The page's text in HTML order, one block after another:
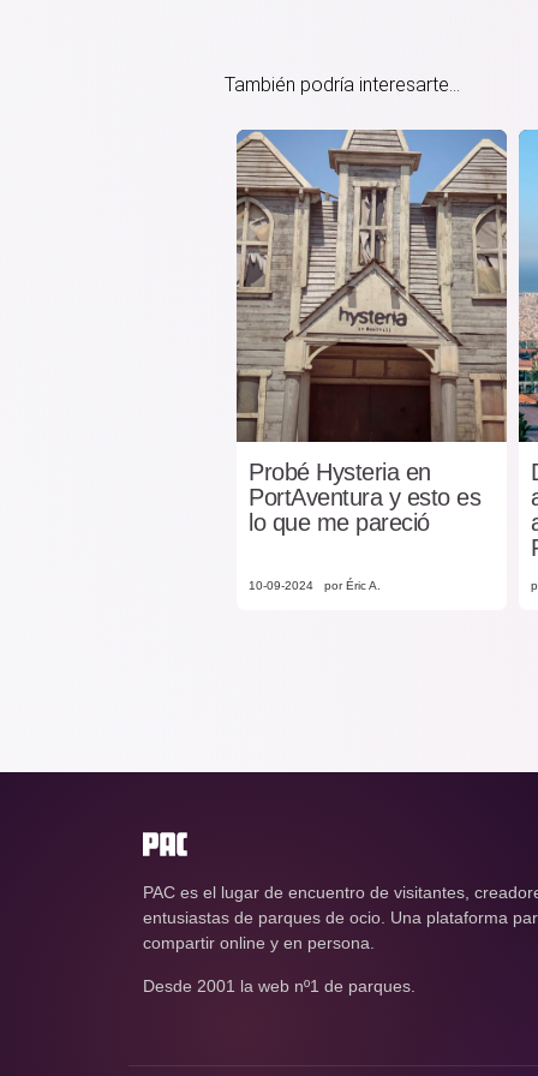
También podría interesarte...
Probé Hysteria en
PortAventura y esto es
lo que me pareció
10-09-2024 por Éric A.
PAC es el lugar de encuentro de visitantes,
entusiastas de parques de ocio. Una plataforma
compartir online y en persona.
Desde 2001 la web nº1 de parques.